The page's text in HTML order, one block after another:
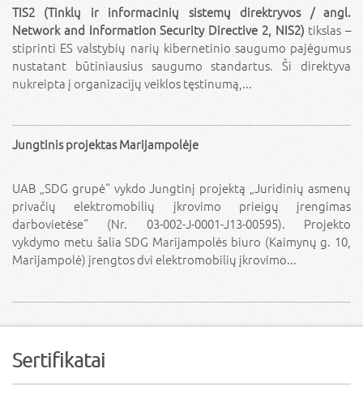
TIS2 (Tinklų ir informacinių sistemų direktryvos / angl.
Network and Information Security Directive 2, NIS2) tikslas –
stiprinti ES valstybių narių kibernetinio saugumo pajėgumus
nustatant būtiniausius saugumo standartus. Ši direktyva
nukreipta į organizacijų veiklos tęstinumą,...
Jungtinis projektas Marijampolėje
UAB „SDG grupė“ vykdo Jungtinį projektą „Juridinių asmenų
privačių elektromobilių įkrovimo prieigų įrengimas
darbovietėse“ (Nr. 03-002-J-0001-J13-00595). Projekto
vykdymo metu šalia SDG Marijampolės biuro (Kaimynų g. 10,
Marijampolė) įrengtos dvi elektromobilių įkrovimo...
Sertifikatai